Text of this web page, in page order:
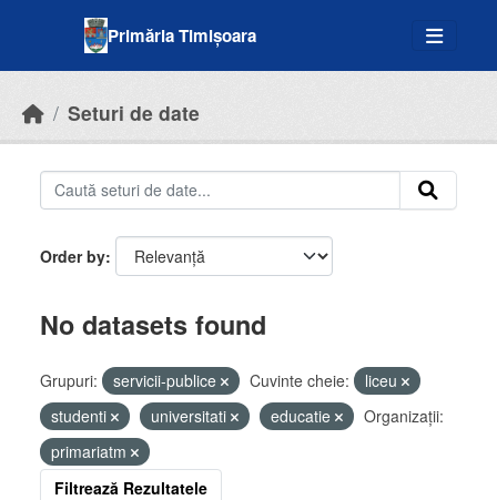
Primăria Timișoara
Seturi de date
Order by
No datasets found
Grupuri: servicii-publice Cuvinte cheie:
liceu
studenti
universitati educatie
Organizații:
primariatm
Filtrează Rezultatele